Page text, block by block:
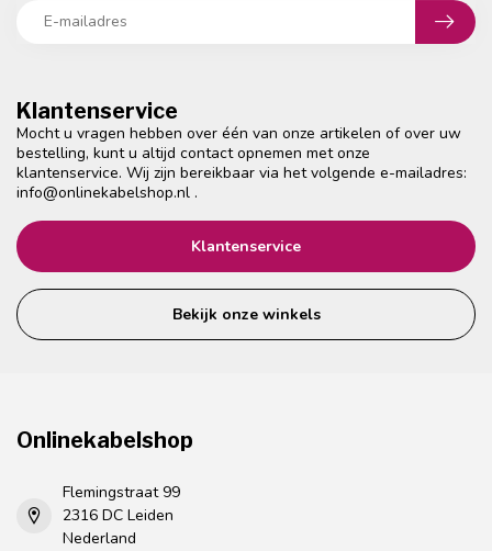
Klantenservice
Mocht u vragen hebben over één van onze artikelen of over uw
bestelling, kunt u altijd contact opnemen met onze
klantenservice. Wij zijn bereikbaar via het volgende e-mailadres:
info@onlinekabelshop.nl .
Klantenservice
Bekijk onze winkels
Onlinekabelshop
Flemingstraat 99
2316 DC Leiden
Nederland